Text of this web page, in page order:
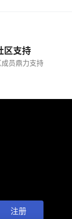
区支持
员鼎力支持
注册